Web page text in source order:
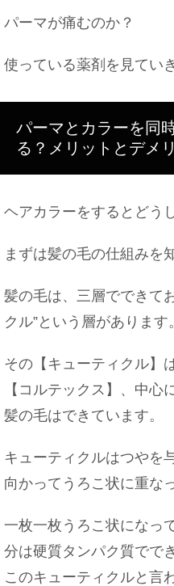
車が趣味だと貧
パーマが痛むのか？
使っている薬剤を見てい
パーマとカラーを同
る？メリットとデメ
ヘアカラーをするとどう
まずは髪の毛の仕組みを
髪の毛は、三層でできて
クル”という層があります。
その【キューティクル】
【コルテックス】、中
髪の毛はできています。
キューティクルはつやを
向かってうろこ状に重な
一枚一枚うろこ状になっ
分は硬質タンパク質でで
このキューティクルと言